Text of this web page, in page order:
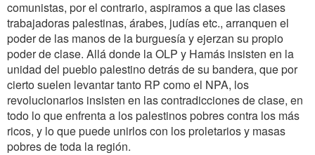
comunistas, por el contrario, aspiramos a que las clases
trabajadoras palestinas, árabes, judías etc., arranquen el
poder de las manos de la burguesía y ejerzan su propio
poder de clase. Allá donde la OLP y Hamás insisten en la
unidad del pueblo palestino detrás de su bandera, que por
cierto suelen levantar tanto RP como el NPA, los
revolucionarios insisten en las contradicciones de clase, en
todo lo que enfrenta a los palestinos pobres contra los más
ricos, y lo que puede unirlos con los proletarios y masas
pobres de toda la región.